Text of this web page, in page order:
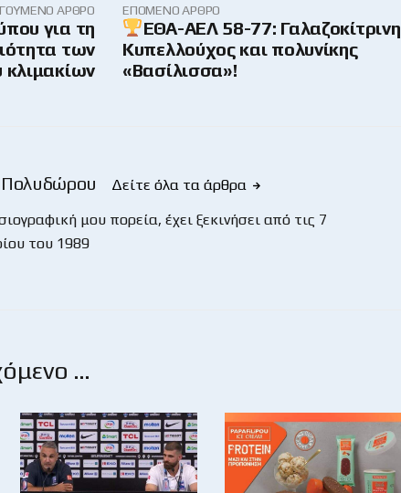
ΆΡΘΡΟ
για τη
των
ΕΠΌΜΕΝΟ ΆΡΘΡΟ
ΕΘΑ-ΑΕΛ 58-77: Γαλαζοκίτρινη
Κυπελλούχος και πολυνίκης
«Βασίλισσα»!
Δείτε όλα τα άρθρα
μου πορεία, έχει ξεκινήσει από τις 7
του 1989
…